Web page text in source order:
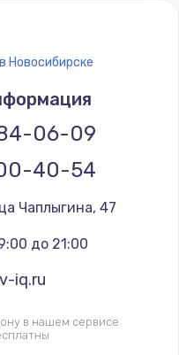
звука
Новосибирске
06-09
40-54
Чаплыгина, 47
до 21:00
iq.ru
в нашем сервисе